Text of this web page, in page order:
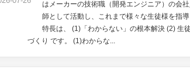
はメーカーの技術職（開発エンジニア）の会
師として活動し、これまで様々な生徒様を指
特長は、 (1)「わからない」の根本解決 (2) 生
づくり です。 (1)わからな...